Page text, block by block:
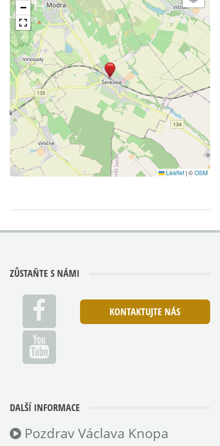
−
Leaflet | ©OSM
ZŮSTAŇTE S NÁMI
KONTAKTUJTE NÁS
DALŠÍ INFORMACE
Pozdrav Václava Knopa